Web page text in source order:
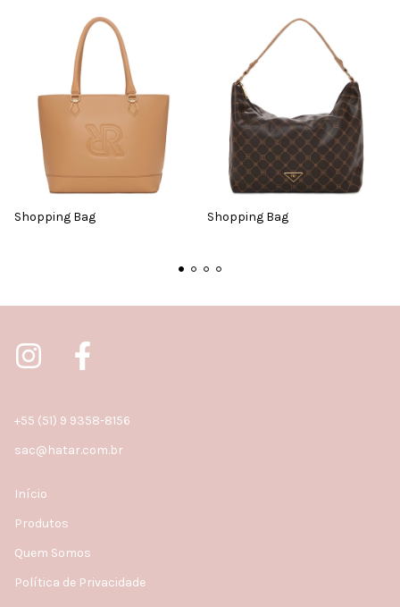
Shopping Bag Shopping Bag
+55 (51) 9 9358-8156
sac@hatar.com.br
Início
Produtos
Quem Somos
Política de Privacidade